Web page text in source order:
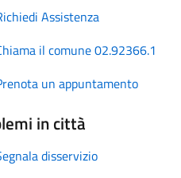
Assistenza
il comune 02.92366.1
un appuntamento
in città
disservizio